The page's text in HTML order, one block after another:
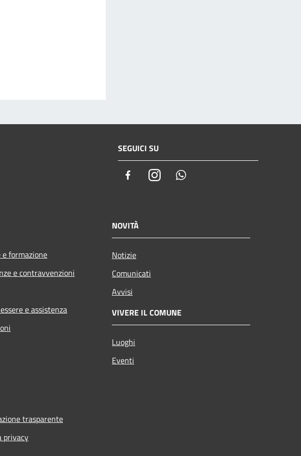
SEGUICI SU
FacebookInstagram
e formazione
e contravvenzioni
e assistenza
NOVITÀ
Notizie
Comunicati
Avvisi
VIVERE IL COMUNE
Luoghi
Eventi
trasparente
privacy